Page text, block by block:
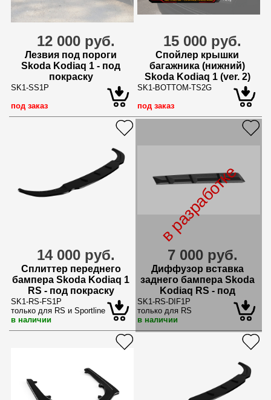
12 000 руб.
Лезвия под пороги
Skoda Kodiaq 1 - под
покраску
SK1-SS1P
под заказ
15 000 руб.
Спойлер крышки
багажника (нижний)
Skoda Kodiaq 1 (ver. 2)
SK1-BOTTOM-TS2G
под заказ
14 000 руб.
Сплиттер переднего
бампера Skoda Kodiaq 1
RS - под покраску
SK1-RS-FS1P
только для RS и Sportline
в наличии
в разработке
7 000 руб.
Диффузор вставка
заднего бампера Skoda
Kodiaq RS - под
покраску
SK1-RS-DIF1P
только для RS
в наличии